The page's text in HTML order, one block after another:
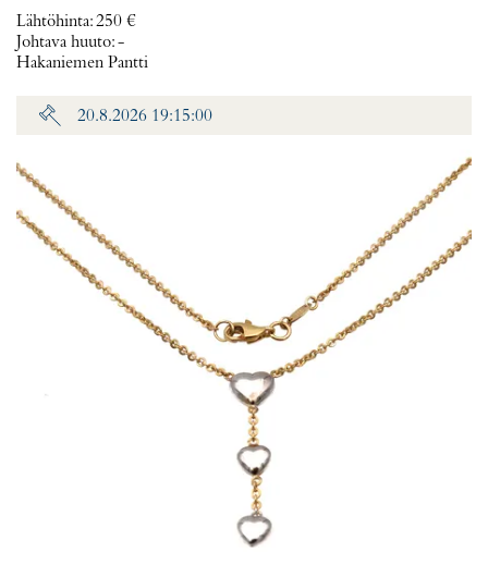
Lähtöhinta:250 €
Johtava huuto:-
Hakaniemen Pantti
20.8.2026 19:15:00